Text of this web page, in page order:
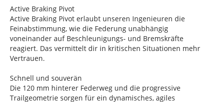
Active Braking Pivot
Active Braking Pivot erlaubt unseren Ingenieuren die
Feinabstimmung, wie die Federung unabhängig
voneinander auf Beschleunigungs- und Bremskräfte
reagiert. Das vermittelt dir in kritischen Situationen mehr
Vertrauen.
Schnell und souverän
Die 120 mm hinterer Federweg und die progressive
Trailgeometrie sorgen für ein dynamisches, agiles